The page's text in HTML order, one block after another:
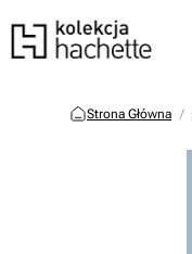
Strona Główna